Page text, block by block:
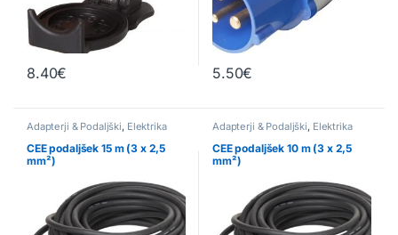
8.40€ 5.50€
Adapterji & Podaljški, Elektrika
CEE podaljšek 15 m (3 x 2,5
mm²)
Adapterji & Podaljški, Elektrika
CEE podaljšek 10 m (3 x 2,5
mm²)